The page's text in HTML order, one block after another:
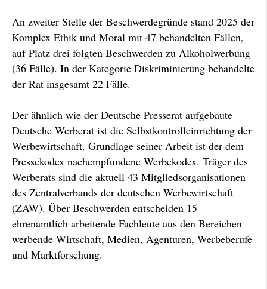
An zweiter Stelle der Beschwerdegründe stand 2025 der
Komplex Ethik und Moral mit 47 behandelten Fällen,
auf Platz drei folgten Beschwerden zu Alkoholwerbung
(36 Fälle). In der Kategorie Diskriminierung behandelte
der Rat insgesamt 22 Fälle.
Der ähnlich wie der Deutsche Presserat aufgebaute
Deutsche Werberat ist die Selbstkontrolleinrichtung der
Werbewirtschaft. Grundlage seiner Arbeit ist der dem
Pressekodex nachempfundene Werbekodex. Träger des
Werberats sind die aktuell 43 Mitgliedsorganisationen
des Zentralverbands der deutschen Werbewirtschaft
(ZAW). Über Beschwerden entscheiden 15
ehrenamtlich arbeitende Fachleute aus den Bereichen
werbende Wirtschaft, Medien, Agenturen, Werbeberufe
und Marktforschung.